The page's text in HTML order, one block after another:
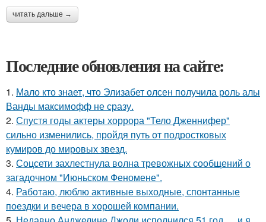
читать дальше →
Последние обновления на сайте:
1. Мало кто знает, что Элизабет олсен получила роль алы
Ванды максимофф не сразу.
2. Спустя годы актеры хоррора "Тело Дженнифер"
сильно изменились, пройдя путь от подростковых
кумиров до мировых звезд.
3. Соцсети захлестнула волна тревожных сообщений о
загадочном "Июньском Феномене".
4. Работаю, люблю активные выходные, спонтанные
поездки и вечера в хорошей компании.